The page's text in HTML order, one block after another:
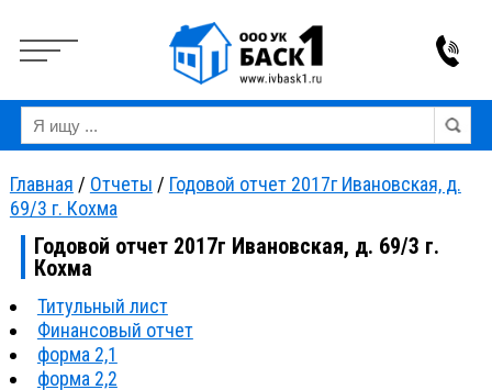
Версия для слабовидящих: Вкл Изображения: Выкл
Главная / Отчеты / Годовой отчет 2017г Ивановская, д.
69/3 г. Кохма
Годовой отчет 2017г Ивановская, д. 69/3 г.
Кохма
Титульный лист
Финансовый отчет
форма 2,1
форма 2,2